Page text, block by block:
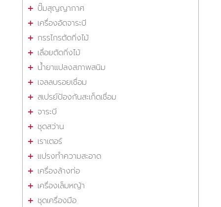
ปั๊มสุญญากาศ
เครื่องอัดจาระบี
กรรไกรตัดกิ่งไม้
เลื่อยตัดกิ่งไม้
น้ำยาแปลงสภาพสนิม
เจลลบรอยเชื่อม
สเปรย์ป้องกันสะเก็ดเชื่อม
จาระบี
ชุดสว่าน
เราเตอร์
แปรงทำความสะอาด
เครื่องล้างท่อ
เครื่องเล็มหญ้า
ชุดเครื่องมือ